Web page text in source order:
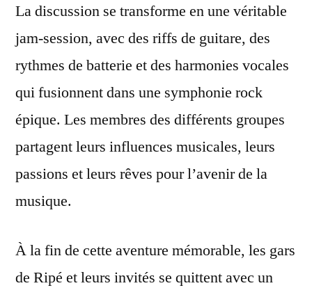
La discussion se transforme en une véritable
jam-session, avec des riffs de guitare, des
rythmes de batterie et des harmonies vocales
qui fusionnent dans une symphonie rock
épique. Les membres des différents groupes
partagent leurs influences musicales, leurs
passions et leurs rêves pour l’avenir de la
musique.
À la fin de cette aventure mémorable, les gars
de Ripé et leurs invités se quittent avec un